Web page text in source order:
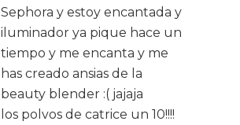
Sephora y estoy encantada y
iluminador ya pique hace un
tiempo y me encanta y me
has creado ansias de la
beauty blender :( jajaja
los polvos de catrice un 10!!!!